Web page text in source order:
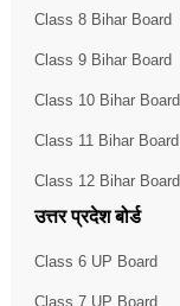
Class 8 Bihar Board
Class 9 Bihar Board
Class 10 Bihar Board
Class 11 Bihar Board
Class 12 Bihar Board
उत्तर प्रदेश बोर्ड
Class 6 UP Board
Class 7 UP Board